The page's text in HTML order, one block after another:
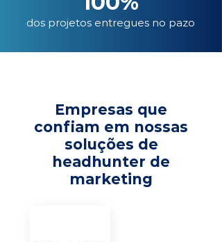
dos projetos entregues no pazo
Empresas que
confiam em nossas
soluções de
headhunter de
marketing